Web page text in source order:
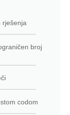
rješenja
broj
codom